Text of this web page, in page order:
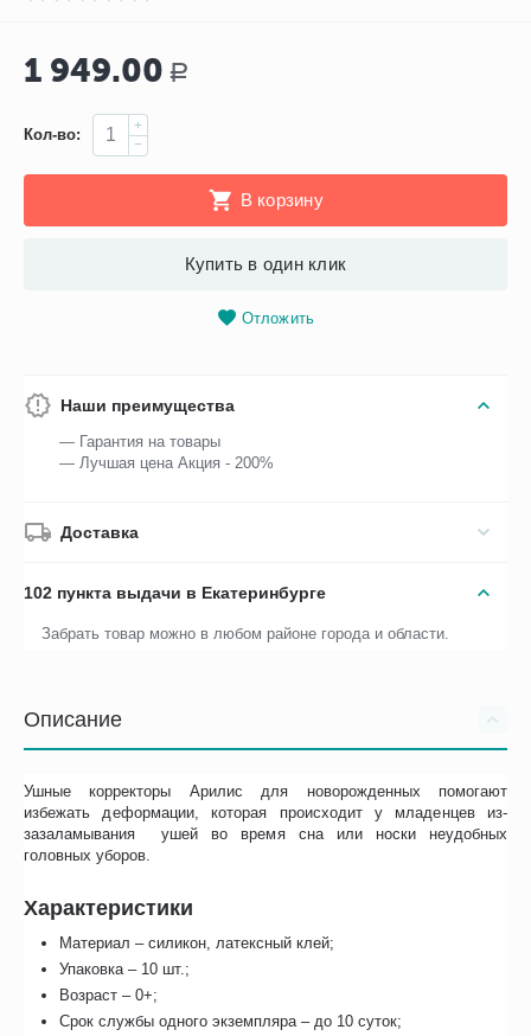
1 949.00 Р
Кол-во:
+
−
В корзину
Купить в один клик
Отложить
Наши преимущества
— Гарантия на товары
— Лучшая цена Акция - 200%
Доставка
102 пункта выдачи в Екатеринбурге
Забрать товар можно в любом районе города и области.
Описание
Ушные корректоры Арилис для новорожденных помогают
избежать деформации, которая происходит у младенцев из-
зазаламывания ушей во время сна или носки неудобных
головных уборов.
Характеристики
Материал – силикон, латексный клей;
Упаковка – 10 шт.;
Возраст – 0+;
Срок службы одного экземпляра – до 10 суток;